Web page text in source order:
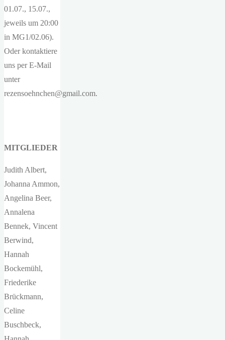
01.07., 15.07.,
jeweils um 20:00
in MG1/02.06).
Oder kontaktiere
uns per E-Mail
unter
rezensoehnchen@gmail.com.
MITGLIEDER
Judith Albert,
Johanna Ammon,
Angelina Beer,
Annalena
Bennek, Vincent
Berwind,
Hannah
Bockemühl,
Friederike
Brückmann,
Celine
Buschbeck,